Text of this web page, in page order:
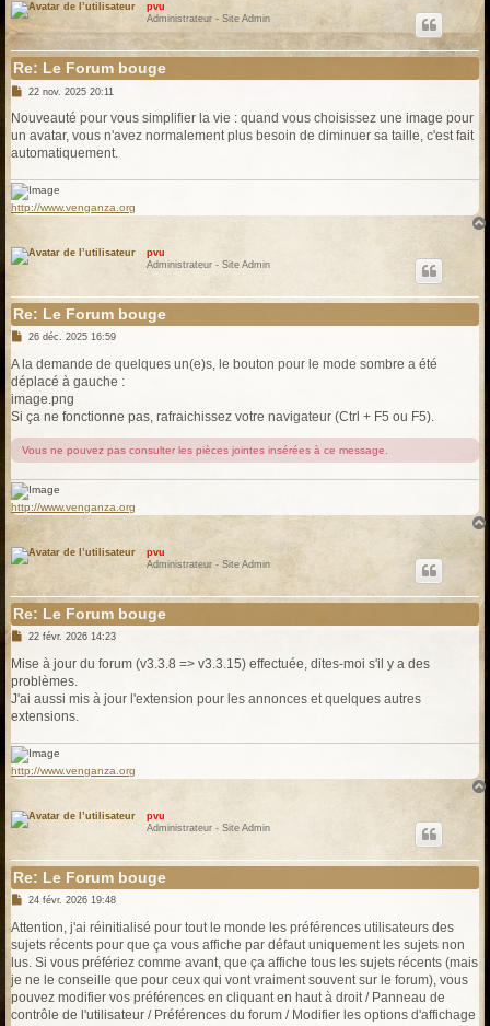
pvu
Administrateur - Site Admin
Re: Le Forum bouge
M
s
s
a
g
22 nov. 2025 20:11
Nouveauté pour vous simplifier la vie : quand vous choisissez une image pour
un avatar, vous n'avez normalement plus besoin de diminuer sa taille, c'est fait
automatiquement.
http://www.venganza.org
pvu
Administrateur - Site Admin
Re: Le Forum bouge
M
s
s
a
g
e
26 déc. 2025 16:59
A la demande de quelques un(e)s, le bouton pour le mode sombre a été
déplacé à gauche :
image.png
Si ça ne fonctionne pas, rafraichissez votre navigateur (Ctrl + F5 ou F5).
Vous ne pouvez pas consulter les pièces jointes insérées à ce message.
http://www.venganza.org
pvu
Administrateur - Site Admin
Re: Le Forum bouge
M
s
s
a
g
e
22 févr. 2026 14:23
Mise à jour du forum (v3.3.8 => v3.3.15) effectuée, dites-moi s'il y a des
problèmes.
J'ai aussi mis à jour l'extension pour les annonces et quelques autres
extensions.
http://www.venganza.org
pvu
Administrateur - Site Admin
Re: Le Forum bouge
M
s
s
a
g
e
24 févr. 2026 19:48
Attention, j'ai réinitialisé pour tout le monde les préférences utilisateurs des
sujets récents pour que ça vous affiche par défaut uniquement les sujets non
lus. Si vous préfériez comme avant, que ça affiche tous les sujets récents (mais
je ne le conseille que pour ceux qui vont vraiment souvent sur le forum), vous
pouvez modifier vos préférences en cliquant en haut à droit / Panneau de
contrôle de l'utilisateur / Préférences du forum / Modifier les options d'affichage